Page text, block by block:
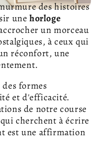
des histoires
unehorloge
un morceau
à ceux qui
réconfort, une
formes
et d'efficacité.
de notre course
cherchent à écrire
est une affirmation